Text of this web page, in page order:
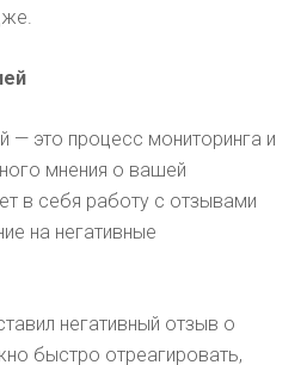
— это процесс мониторинга и
мнения о вашей
в себя работу с отзывами
на негативные
негативный отзыв о
быстро отреагировать,